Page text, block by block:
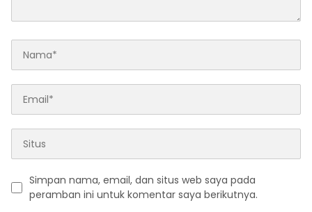
Simpan nama, email, dan situs web saya pada
peramban ini untuk komentar saya berikutnya.